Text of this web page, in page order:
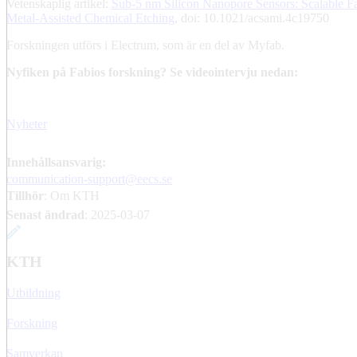
Vetenskaplig artikel:
Sub-5 nm Silicon Nanopore Sensors: Scalable
Metal-Assisted Chemical Etching
, doi: 10.1021/acsami.4c19750
Forskningen utförs i Electrum, som är en del av Myfab.
Nyfiken på Fabios forskning? Se videointervju nedan:
Nyheter
Innehållsansvarig:
communication-support@eecs.se
Tillhör
: Om KTH
Senast ändrad
2025-03-07
KTH
Utbildning
Forskning
Samverkan